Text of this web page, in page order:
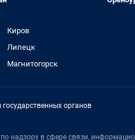
Киров
Липецк
Магнитогорск
органов
надзору в сфере связи,